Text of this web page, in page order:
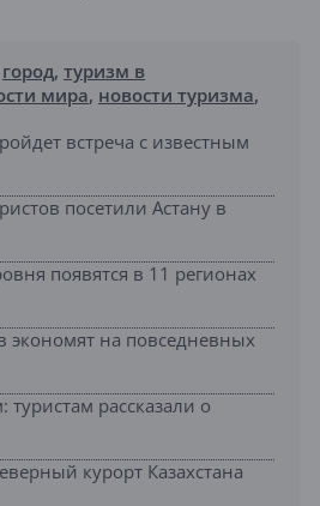
город, туризм в
мира, новости туризма,
встреча с известным
посетили Астану в
появятся в 11 регионах
экономят на повседневных
туристам рассказали о
курорт Казахстана